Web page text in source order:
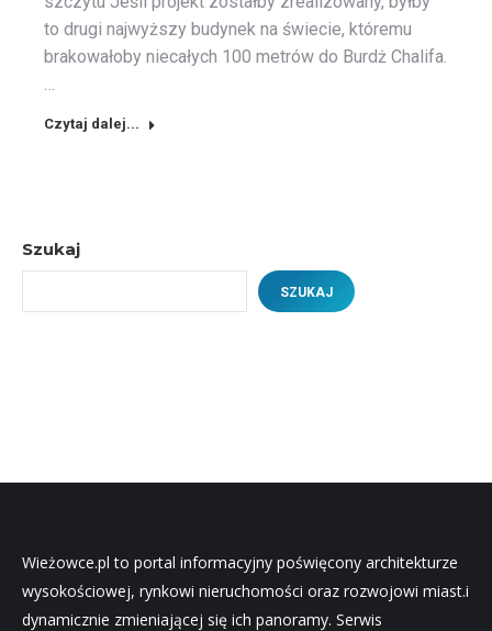
to drugi najwyższy budynek na świecie, któremu
brakowałoby niecałych 100 metrów do Burdż Chalifa.
…
Czytaj dalej...
Szukaj
SZUKAJ
Wieżowce.pl to portal informacyjny poświęcony architekturze
wysokościowej, rynkowi nieruchomości oraz rozwojowi miast.i
dynamicznie zmieniającej się ich panoramy. Serwis